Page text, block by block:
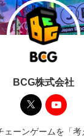
BCG株式会社
ェーンゲームを「